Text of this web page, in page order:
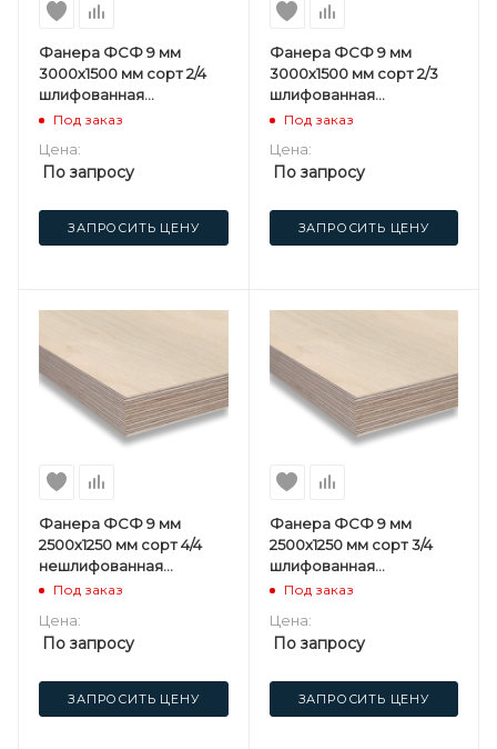
Фанера ФСФ 9 мм
3000х1500 мм сорт 2/4
шлифованная
березовая
Под заказ
Цена:
По запросу
ЗАПРОСИТЬ ЦЕНУ
Фанера ФСФ 9 мм
3000х1500 мм сорт 2/3
шлифованная
березовая
Под заказ
Цена:
По запросу
ЗАПРОСИТЬ ЦЕНУ
Фанера ФСФ 9 мм
2500х1250 мм сорт 4/4
нешлифованная
березовая
Под заказ
Цена:
По запросу
ЗАПРОСИТЬ ЦЕНУ
Фанера ФСФ 9 мм
2500х1250 мм сорт 3/4
шлифованная
березовая
Под заказ
Цена:
По запросу
ЗАПРОСИТЬ ЦЕНУ